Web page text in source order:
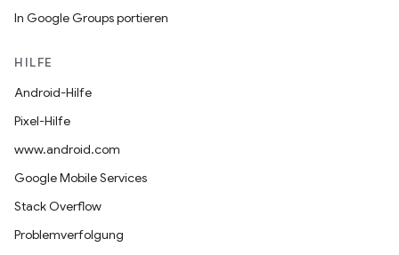
In Google Groups portieren
HILFE
Android-Hilfe
Pixel-Hilfe
www.android.com
Google Mobile Services
Stack Overflow
Problemverfolgung